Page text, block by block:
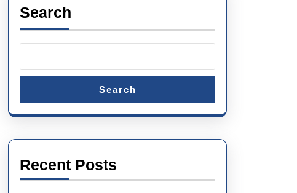
Search
Search
Recent Posts